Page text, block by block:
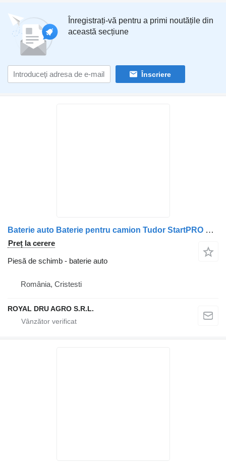
Înregistrați-vă pentru a primi noutățile din
această secțiune
Înscriere
Baterie auto Baterie pentru camion Tudor StartPRO TG2253 12V 225Ah
Preț la cerere
Piesă de schimb - baterie auto
România, Cristesti
ROYAL DRU AGRO S.R.L.